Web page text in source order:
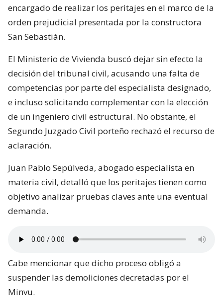
encargado de realizar los peritajes en el marco de la
orden prejudicial presentada por la constructora
San Sebastián.
El Ministerio de Vivienda buscó dejar sin efecto la
decisión del tribunal civil, acusando una falta de
competencias por parte del especialista designado,
e incluso solicitando complementar con la elección
de un ingeniero civil estructural. No obstante, el
Segundo Juzgado Civil porteño rechazó el recurso de
aclaración.
Juan Pablo Sepúlveda, abogado especialista en
materia civil, detalló que los peritajes tienen como
objetivo analizar pruebas claves ante una eventual
demanda.
Cabe mencionar que dicho proceso obligó a
suspender las demoliciones decretadas por el
Minvu.